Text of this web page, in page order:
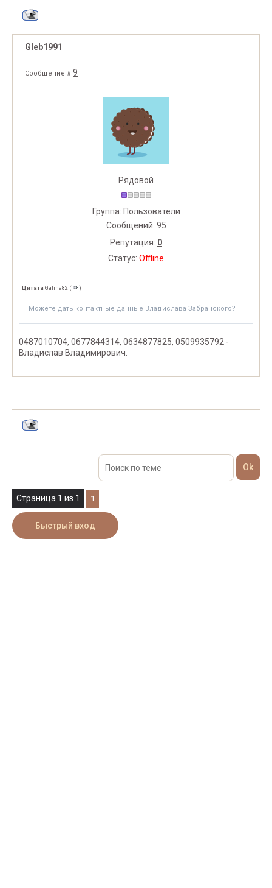
Gleb1991
Сообщение # 9
Рядовой
Группа: Пользователи
Сообщений: 95
Репутация: 0
Статус: Offline
Цитата Galina82 ( )
Можете дать контактные данные Владислава Забранского?
0487010704, 0677844314, 0634877825, 0509935792 -
Владислав Владимирович.
Страница 1 из 1 1